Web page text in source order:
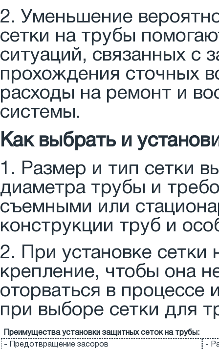
2. Уменьшение
сетки на трубы
ситуаций, связанных с
прохождения сточных
расходы на ремонт и
системы.
Как выбрать и
1. Размер и тип сетки
диаметра трубы и
съемными или
конструкции труб и
2. При установке
крепление, чтобы она
оторваться в процессе
при выборе сетки для
Преимущества установки защитных сеток на трубы:
- Предотвращение засоров
-